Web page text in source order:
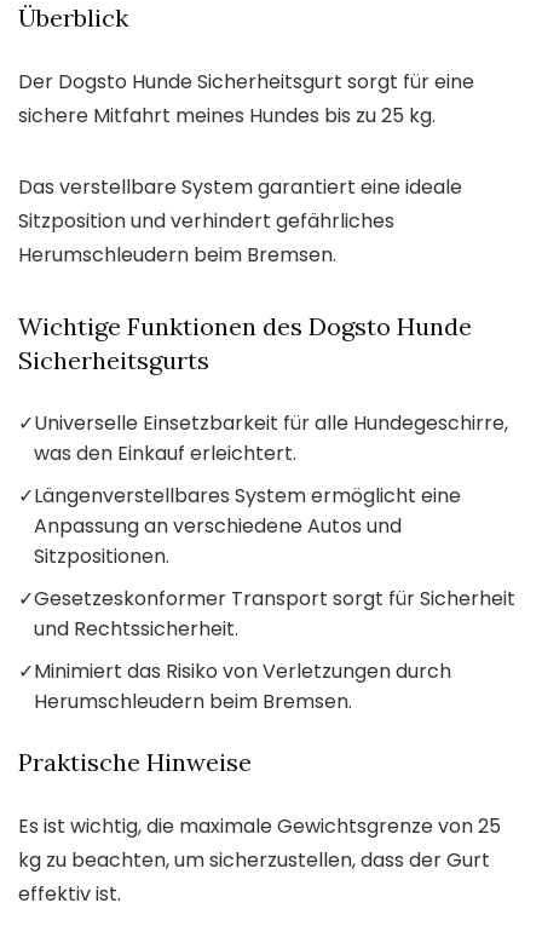
Überblick
Der Dogsto Hunde Sicherheitsgurt sorgt für eine
sichere Mitfahrt meines Hundes bis zu 25 kg.
Das verstellbare System garantiert eine ideale
Sitzposition und verhindert gefährliches
Herumschleudern beim Bremsen.
Wichtige Funktionen des Dogsto Hunde
Sicherheitsgurts
✓Universelle Einsetzbarkeit für alle Hundegeschirre,
was den Einkauf erleichtert.
✓Längenverstellbares System ermöglicht eine
Anpassung an verschiedene Autos und
Sitzpositionen.
✓Gesetzeskonformer Transport sorgt für Sicherheit
und Rechtssicherheit.
✓Minimiert das Risiko von Verletzungen durch
Herumschleudern beim Bremsen.
Praktische Hinweise
Es ist wichtig, die maximale Gewichtsgrenze von 25
kg zu beachten, um sicherzustellen, dass der Gurt
effektiv ist.